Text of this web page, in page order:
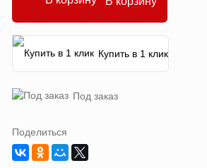
Купить в 1 клик
Под заказ
Поделиться